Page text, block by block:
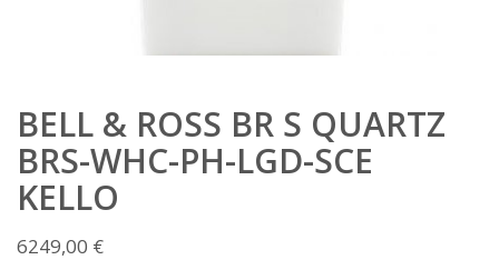
BELL & ROSS BR S QUARTZ
BRS-WHC-PH-LGD-SCE
KELLO
6249,00 €